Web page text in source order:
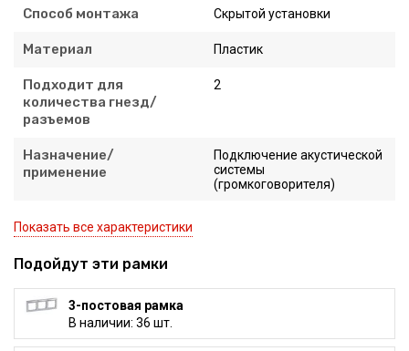
Способ монтажа Скрытой установки
Материал Пластик
Подходит для
количества гнезд/
разъемов
2
Назначение/
применение
Подключение акустической
системы
(громкоговорителя)
Показать все характеристики
Подойдут эти рамки
3-постовая рамка
В наличии: 36 шт.